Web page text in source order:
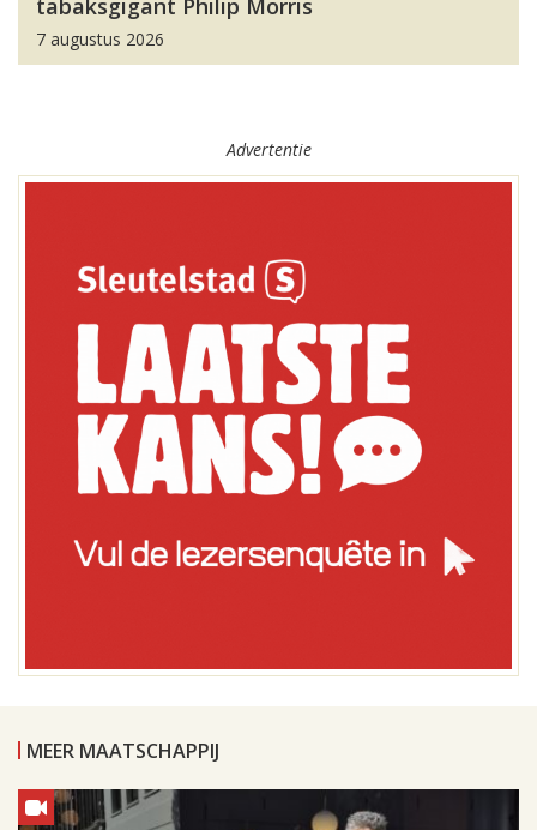
tabaksgigant Philip Morris
7 augustus 2026
Advertentie
MEER MAATSCHAPPIJ